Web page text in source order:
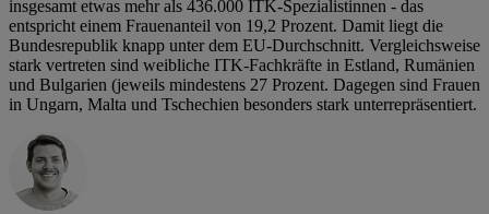
insgesamt etwas mehr als 436.000 ITK-Spezialistinnen - das
entspricht einem Frauenanteil von 19,2 Prozent. Damit liegt die
Bundesrepublik knapp unter dem EU-Durchschnitt. Vergleichsweise
stark vertreten sind weibliche ITK-Fachkräfte in Estland, Rumänien
und Bulgarien (jeweils mindestens 27 Prozent. Dagegen sind Frauen
in Ungarn, Malta und Tschechien besonders stark unterrepräsentiert.